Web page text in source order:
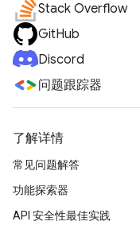
Stack Overflow
GitHub
Discord
问题跟踪器
了解详情
常见问题解答
功能探索器
API 安全性最佳实践